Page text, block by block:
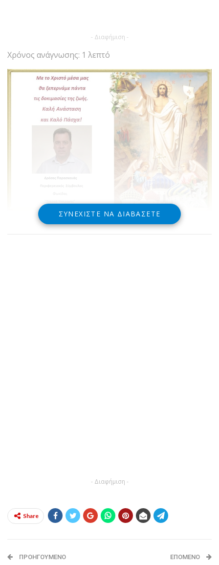
- Διαφήμιση -
Χρόνος ανάγνωσης: 1 λεπτό
ΣΥΝΕΧΊΣΤΕ ΝΑ ΔΙΑΒΆΣΕΤΕ
- Διαφήμιση -
Share
ΠΡΟΗΓΟΎΜΕΝΟ ΕΠΌΜΕΝΟ